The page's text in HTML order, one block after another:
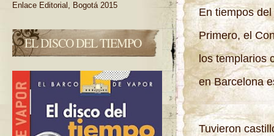
Enlace Editorial, Bogotá 2015
EL DISCO DEL TIEMPO
En tiempos
Primero, el
los templarios
en Barcelona
Tuvieron